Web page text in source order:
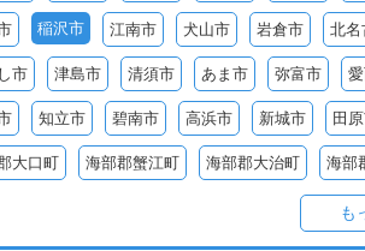
稲沢市 江南市 犬山市 岩倉市 北名
市 津島市 清須市 あま市 弥富市
知立市 碧南市 高浜市 新城市 田
大口町 海部郡蟹江町 海部郡大治町 海部
北
も